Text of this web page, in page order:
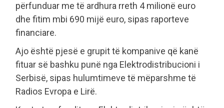
përfunduar me të ardhura rreth 4 milionë euro
dhe fitim mbi 690 mijë euro, sipas raporteve
financiare.
Ajo është pjesë e grupit të kompanive që kanë
fituar së bashku punë nga Elektrodistribucioni i
Serbisë, sipas hulumtimeve të mëparshme të
Radios Evropa e Lirë.